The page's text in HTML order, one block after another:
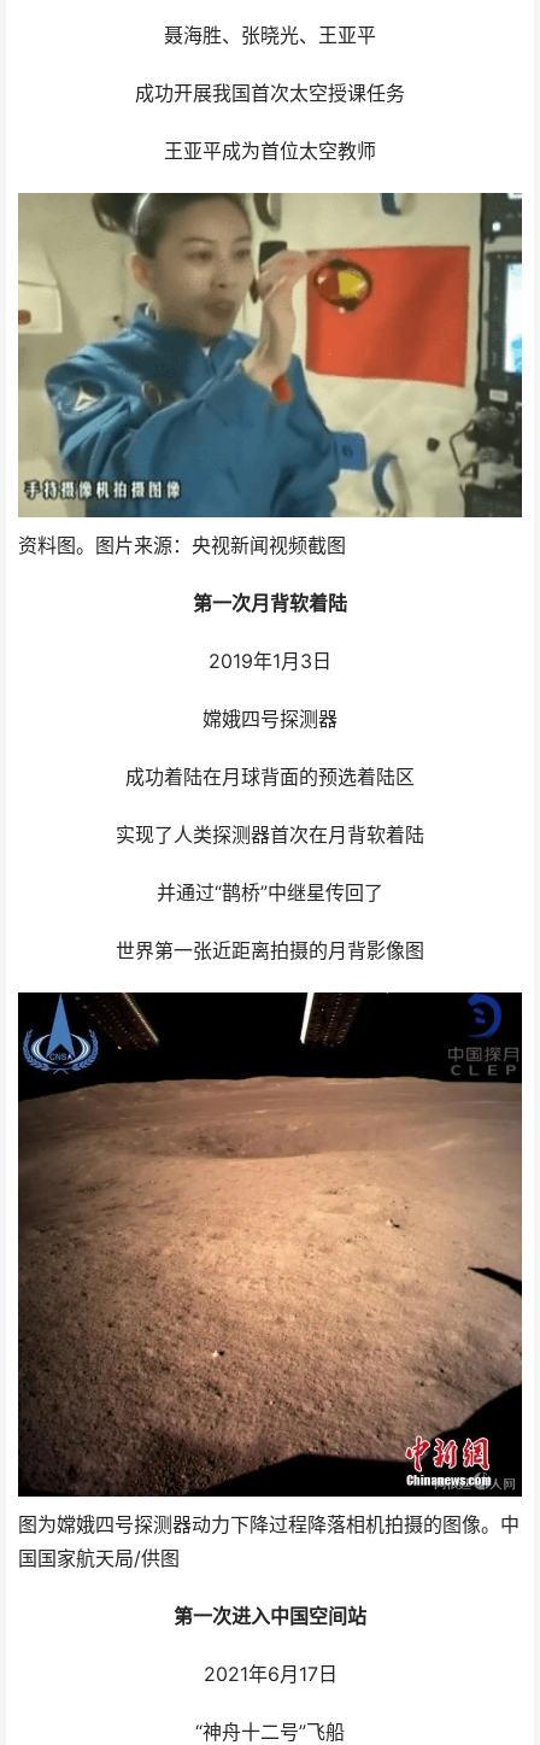
聂海胜、张晓光、王亚平
成功开展我国首次太空授课任务
王亚平成为首位太空教师
资料图。图片来源：央视新闻视频截图
第一次月背软着陆
2019年1月3日
嫦娥四号探测器
成功着陆在月球背面的预选着陆区
实现了人类探测器首次在月背软着陆
并通过“鹊桥”中继星传回了
世界第一张近距离拍摄的月背影像图
图为嫦娥四号探测器动力下降过程降落相机拍摄的图像。中
国国家航天局/供图
第一次进入中国空间站
2021年6月17日
“神舟十二号”飞船